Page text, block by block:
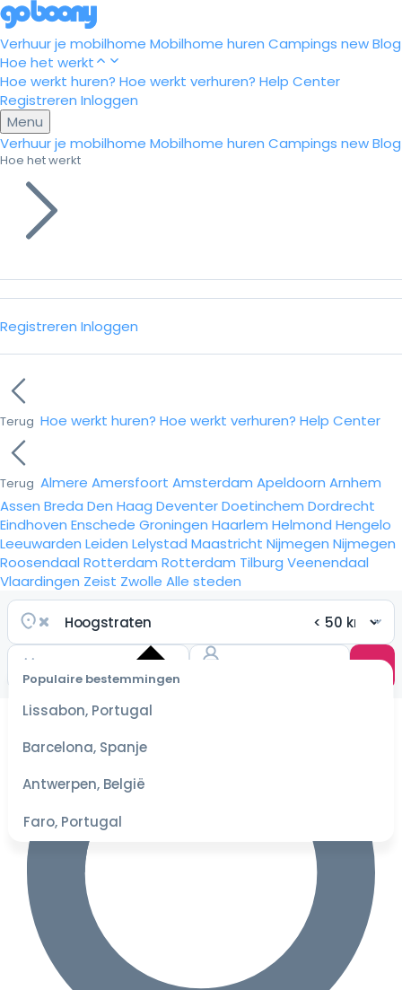
Verhuur je mobilhome Mobilhome huren Campings newBlog
Hoe het werkt
Hoe werkt huren? Hoe werkt verhuren? Help Center
Registreren Inloggen
Menu
Verhuur je mobilhome Mobilhome huren Campings newBlog
Hoe het werkt
Registreren Inloggen
Terug Hoe werkt huren? Hoe werkt verhuren? Help Center
Terug Almere Amersfoort Amsterdam Apeldoorn Arnhem
Assen Breda Den Haag DeventerDoetinchem Dordrecht
Eindhoven Enschede Groningen Haarlem Helmond Hengelo
Leeuwarden Leiden Lelystad Maastricht Nijmegen Nijmegen
Roosendaal Rotterdam Rotterdam Tilburg Veenendaal
Vlaardingen Zeist Zwolle Alle steden
Populaire bestemmingen
Lissabon, Portugal
Barcelona, Spanje
Antwerpen, België
Faro, Portugal
datum
scherpste